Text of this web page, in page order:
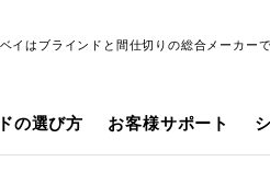
イはブラインドと間仕切りの総合メーカー
の選び方 お客様サポート